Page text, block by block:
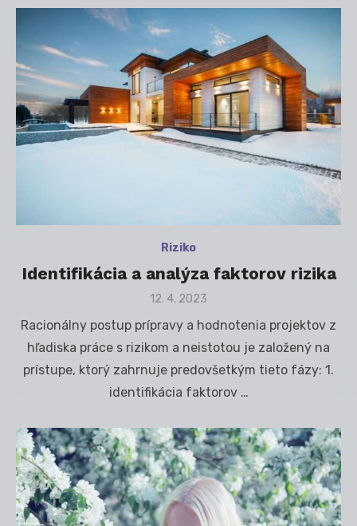
Riziko
Identifikácia a analýza faktorov rizika
Posted
12. 4. 2023
Racionálny postup prípravy a hodnotenia projektov z
hľadiska práce s rizikom a neistotou je založený na
prístupe, ktorý zahrnuje predovšetkým tieto fázy: 1.
identifikácia faktorov …